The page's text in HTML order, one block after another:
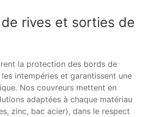
rives et sorties de
la protection des bords de
intempéries et garantissent une
Nos couvreurs mettent en
adaptées à chaque matériau
zinc, bac acier), dans le respect